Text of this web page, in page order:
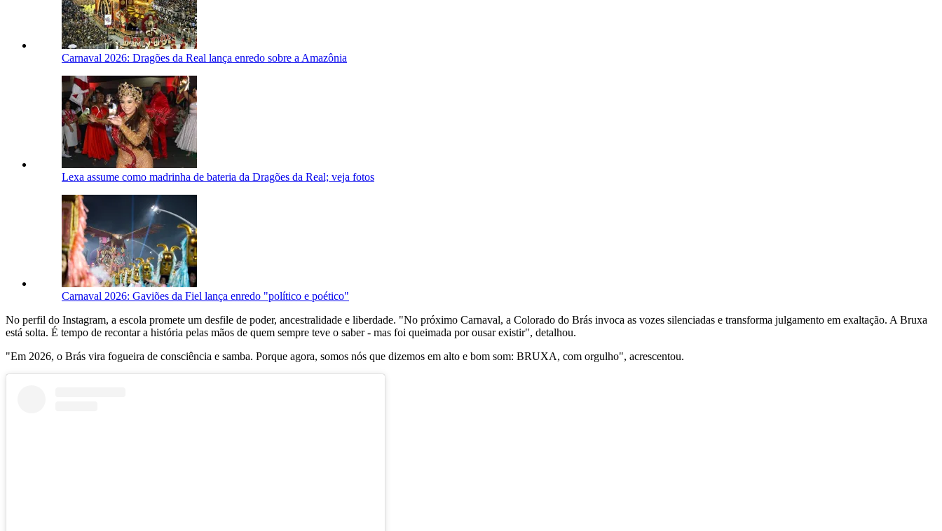
Carnaval 2026: Dragões da Real lança enredo sobre a Amazônia
Lexa assume como madrinha de bateria da Dragões da Real; veja fotos
Carnaval 2026: Gaviões da Fiel lança enredo "político e poético"
No perfil do Instagram, a escola promete um desfile de poder, ancestralidade e liberdade. "No próximo Carnaval, a Colorado do Brás invoca as vozes silenciadas e transforma julgamento em exaltação. A Bruxa
está solta. É tempo de recontar a história pelas mãos de quem sempre teve o saber - mas foi queimada por ousar existir", detalhou.
"Em 2026, o Brás vira fogueira de consciência e samba. Porque agora, somos nós que dizemos em alto e bom som: BRUXA, com orgulho", acrescentou.